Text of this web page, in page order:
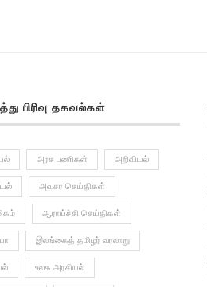
பிரிவு தகவல்கள்
அரசு பணிகள் அறிவியல்
அவசர செய்திகள்
ஆராய்ச்சி செய்திகள்
இலங்கைத் தமிழர் வரலாறு
உலக அரசியல்